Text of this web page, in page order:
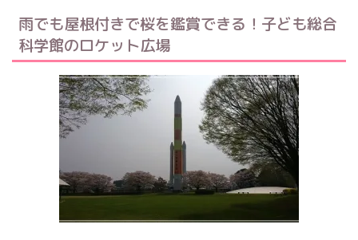
雨でも屋根付きで桜を鑑賞できる！子ども総合
科学館のロケット広場